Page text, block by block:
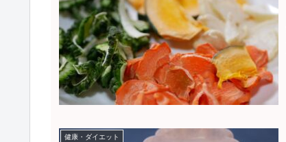
健康・ダイエット